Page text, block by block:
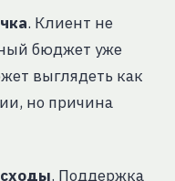
. Клиент не
бюджет уже
выглядеть как
но причина
. Поддержка